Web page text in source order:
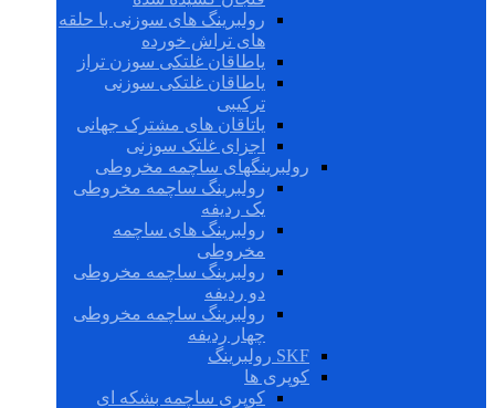
رولبرینگ های سوزنی با حلقه
های تراش خورده
یاطاقان غلتکی سوزن تراز
یاطاقان غلتکی سوزنی
ترکیبی
یاتاقان های مشترک جهانی
اجزای غلتک سوزنی
رولبرینگهای ساچمه مخروطی
رولبرینگ ساچمه مخروطی
یک ردیفه
رولبرینگ های ساچمه
مخروطی
رولبرینگ ساچمه مخروطی
دو ردیفه
رولبرینگ ساچمه مخروطی
چهار ردیفه
SKF رولبرینگ
کوپری ها
کوپری ساچمه بشکه ای